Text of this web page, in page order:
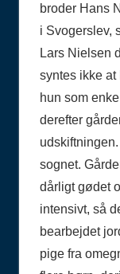
broder Hans
i Svogerslev,
Lars Nielsen
syntes ikke at
hun som
derefter
sognet.
dårligt gødet
intensivt, så
bearbejdet
pige fra